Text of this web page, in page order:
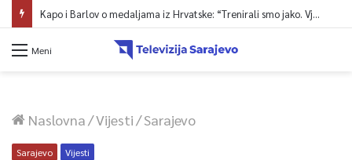
Kapo i Barlov o medaljama iz Hrvatske: “Trenirali smo jako. Vjerovali smo”
Meni
Naslovna/Vijesti/Sarajevo
Sarajevo Vijesti